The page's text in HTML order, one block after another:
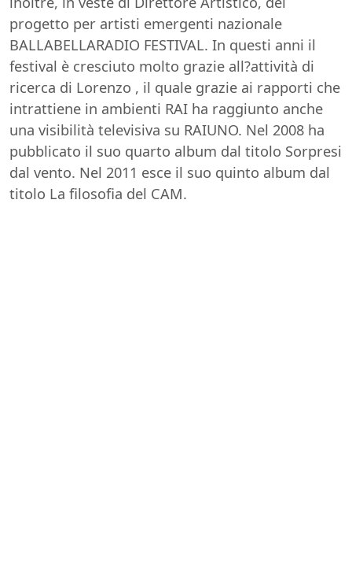
progetto per artisti emergenti nazionale
BALLABELLARADIO FESTIVAL. In questi anni il
festival è cresciuto molto grazie all?attività di
ricerca di Lorenzo , il quale grazie ai rapporti che
intrattiene in ambienti RAI ha raggiunto anche
una visibilità televisiva su RAIUNO. Nel 2008 ha
pubblicato il suo quarto album dal titolo Sorpresi
dal vento. Nel 2011 esce il suo quinto album dal
titolo La filosofia del CAM.